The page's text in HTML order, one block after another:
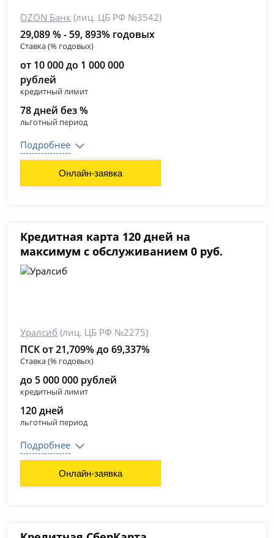
OZON Банк (лиц. ЦБ РФ №3542)
29,089 % - 59, 893% годовых
Ставка (% годовых)
от 10 000 до 1 000 000
рублей
кредитный лимит
78 дней без %
льготный период
Подробнее
Онлайн-заявка
Кредитная карта 120 дней на
максимум с обслуживанием 0 руб.
Уралсиб (лиц. ЦБ РФ №2275)
ПСК от 21,709% до 69,337%
Ставка (% годовых)
до 5 000 000 рублей
кредитный лимит
120 дней
льготный период
Подробнее
Онлайн-заявка